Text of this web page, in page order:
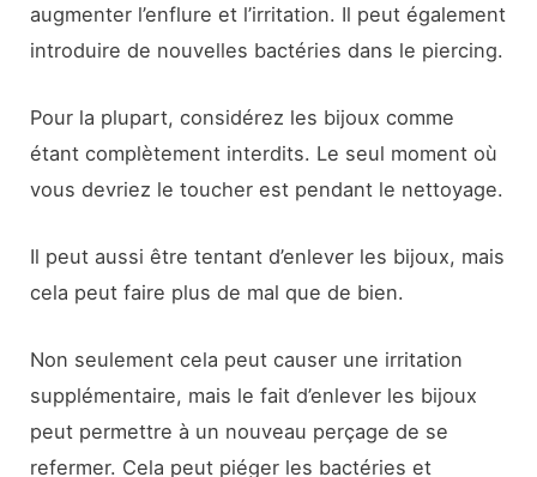
augmenter l’enflure et l’irritation. Il peut également
introduire de nouvelles bactéries dans le piercing.
Pour la plupart, considérez les bijoux comme
étant complètement interdits. Le seul moment où
vous devriez le toucher est pendant le nettoyage.
Il peut aussi être tentant d’enlever les bijoux, mais
cela peut faire plus de mal que de bien.
Non seulement cela peut causer une irritation
supplémentaire, mais le fait d’enlever les bijoux
peut permettre à un nouveau perçage de se
refermer. Cela peut piéger les bactéries et